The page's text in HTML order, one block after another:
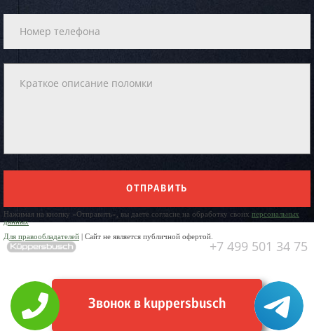
ОТПРАВИТЬ
Нажимая на кнопку «Отправить», вы даете согласие на обработку своих персональных
данных
Для правообладателей | Сайт не является публичной офертой.
+7 499 501 34 75
Звонок в kuppersbusch